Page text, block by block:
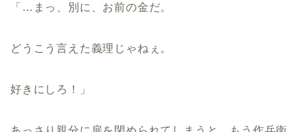
「…まっ、別に、お前の金だ。
どうこう言えた義理じゃねぇ。
好きにしろ！」